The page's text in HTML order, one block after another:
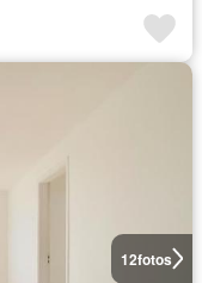
12fotos